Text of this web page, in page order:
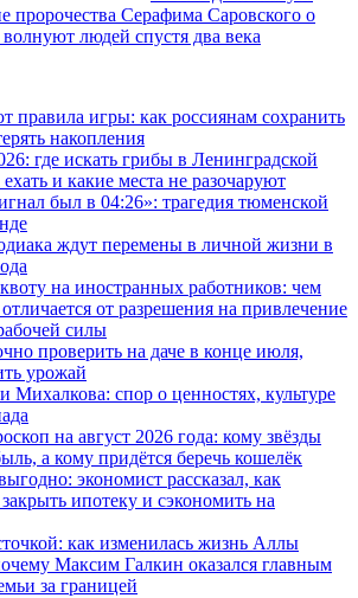
пророчества Серафима Саровского о
волнуют людей спустя два века
правила игры: как россиянам сохранить
накопления
где искать грибы в Ленинградской
ехать и какие места не разочаруют
был в 04:26»: трагедия тюменской
ждут перемены в личной жизни в
на иностранных работников: чем
от разрешения на привлечение
силы
проверить на даче в конце июля,
урожай
Михалкова: спор о ценностях, культуре
на август 2026 года: кому звёзды
а кому придётся беречь кошелёк
экономист рассказал, как
ипотеку и сэкономить на
как изменилась жизнь Аллы
Максим Галкин оказался главным
за границей